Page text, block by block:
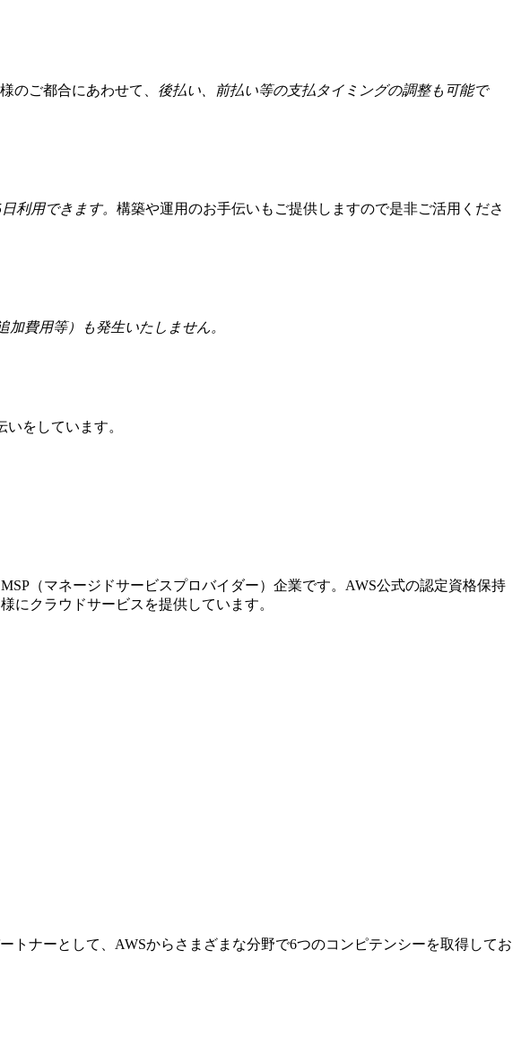
のご都合にあわせて、 後払い、前払い等の支払タイミングの調整も可能で
利用できます。 構築や運用のお手伝いもご提供しますので是非ご活用くださ
費用等）も発生いたしません。
いをしています。
（マネージドサービスプロバイダー）企業です。AWS公式の認定資格保持
にクラウドサービスを提供しています。
ナーとして、AWSからさまざまな分野で6つのコンピテンシーを取得してお